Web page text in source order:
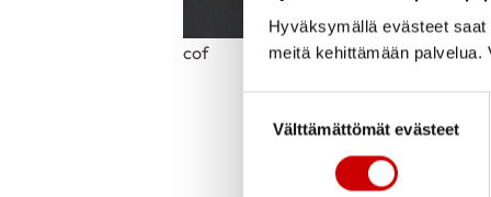
Hyväksymällä evästeet
meitä kehittämään
Välttämättömät evästeet
cof
Yle Porin toimittaja